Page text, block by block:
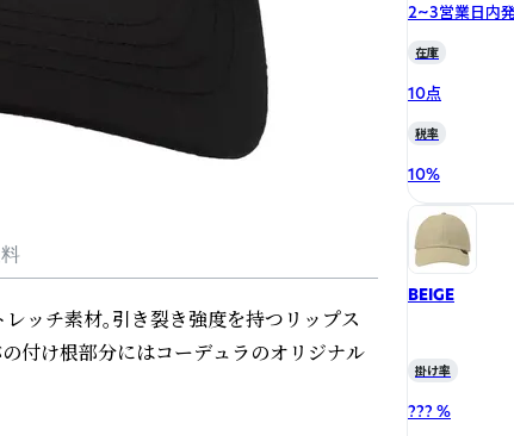
ッチ素材。引き裂き強度を持つリップス
付け根部分にはコーデュラのオリジナル
2~3営業日内
在庫
10点
税率
10%
BEIGE
掛け率
??? %